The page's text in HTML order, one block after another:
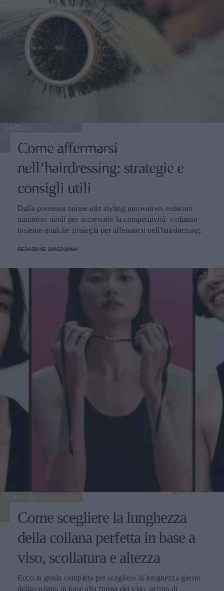
Come affermarsi
nell’hairdressing: strategie e
consigli utili
Dalla presenza online allo styling innovativo, esistono
numerosi modi per accrescere la competitività: vediamo
insieme qualche strategia per affermarsi nell'hairdressing.
REDAZIONE DIREDONNA
TENDENZE
Come scegliere la lunghezza
della collana perfetta in base a
viso, scollatura e altezza
Ecco la guida completa per scegliere la lunghezza giusta
della collana in base alla forma del viso, al tipo di